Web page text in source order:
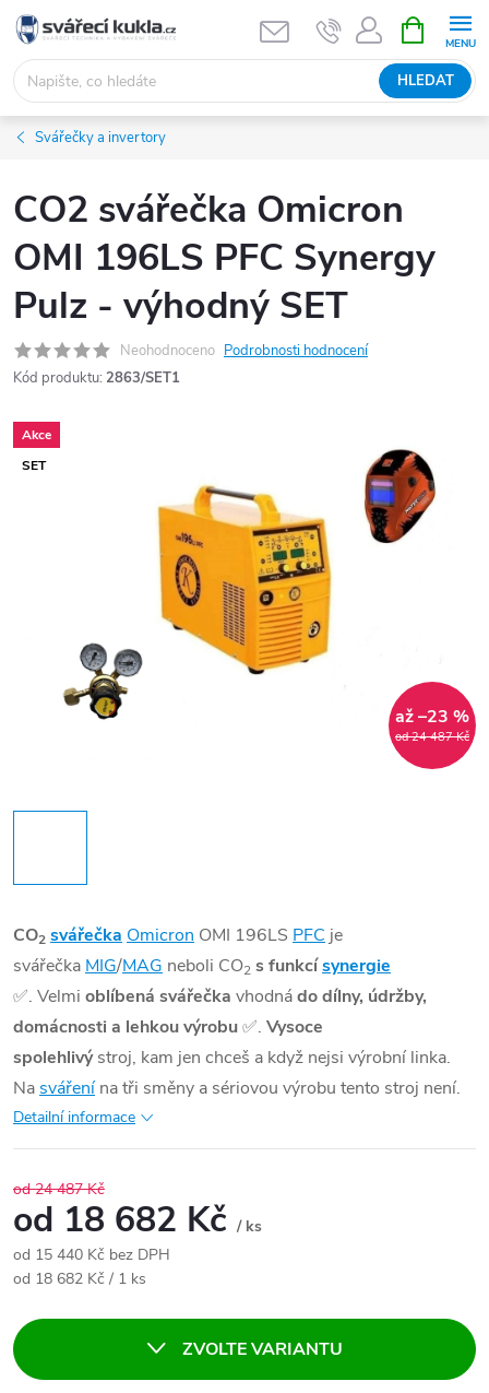
Přejít na obsah
HLEDAT
Svářečky a invertory
CO2 svářečka Omicron
OMI 196LS PFC Synergy
Pulz - výhodný SET
Neohodnoceno Podrobnosti hodnocení
Kód produktu: 2863/SET1
Akce
SET
od 24 487 Kč
až –23 %
CO2 svářečka Omicron OMI 196LS PFC je
svářečka MIG/MAG neboli CO2 s funkcísynergie
✅. Velmi oblíbená svářečka vhodnádo dílny, údržby,
domácnosti a lehkou výrobu✅. Vysoce
spolehlivýstroj, kam jen chceš a když nejsi výrobní linka.
Nasvářenína tři směny a sériovou výrobu tento stroj není.
Detailní informace
od 24 487 Kč
od 18 682 Kč / ks
od 15 440 Kč bez DPH
Měrná cena:
od 18 682 Kč / 1 ks
ZVOLTE VARIANTU